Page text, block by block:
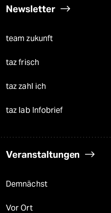
Newsletter
team zukunft
taz frisch
taz zahl ich
taz lab Infobrief
Veranstaltungen
Demnächst
Vor Ort